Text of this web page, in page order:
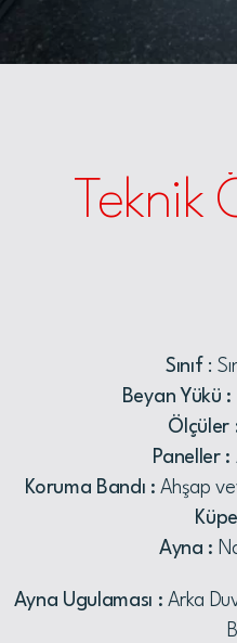
Teknik
Sınıf :
Beyan Yükü :
Ölçüler
Paneller :
Koruma Bandı :Ahşap
Ayna :
Ayna Ugulaması : Arka